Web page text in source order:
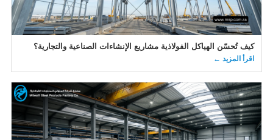
كيف تُحسّن الهياكل الفولاذية مشاريع الإنشاءات الصناعية والتجارية؟
اقرأ المزيد ←